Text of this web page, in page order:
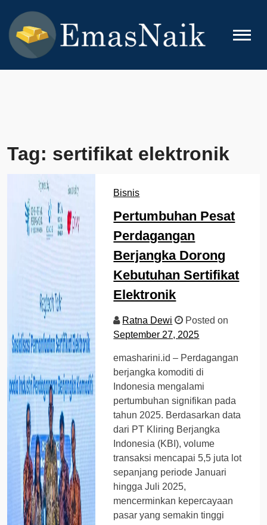
content
EMASNAIK
Topik Seputar Emas
Tag: sertifikat elektronik
Bisnis
Pertumbuhan Pesat
Perdagangan
Berjangka Dorong
Kebutuhan Sertifikat
Elektronik
Ratna Dewi
Posted on
September 27, 2025
emasharini.id – Perdagangan
berjangka komoditi di
Indonesia mengalami
pertumbuhan signifikan pada
tahun 2025. Berdasarkan data
dari PT Kliring Berjangka
Indonesia (KBI), volume
transaksi mencapai 5,5 juta lot
sepanjang periode Januari
hingga Juli 2025,
mencerminkan kepercayaan
pasar yang semakin tinggi